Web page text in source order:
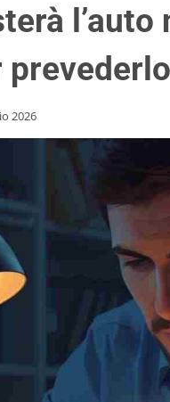
2026